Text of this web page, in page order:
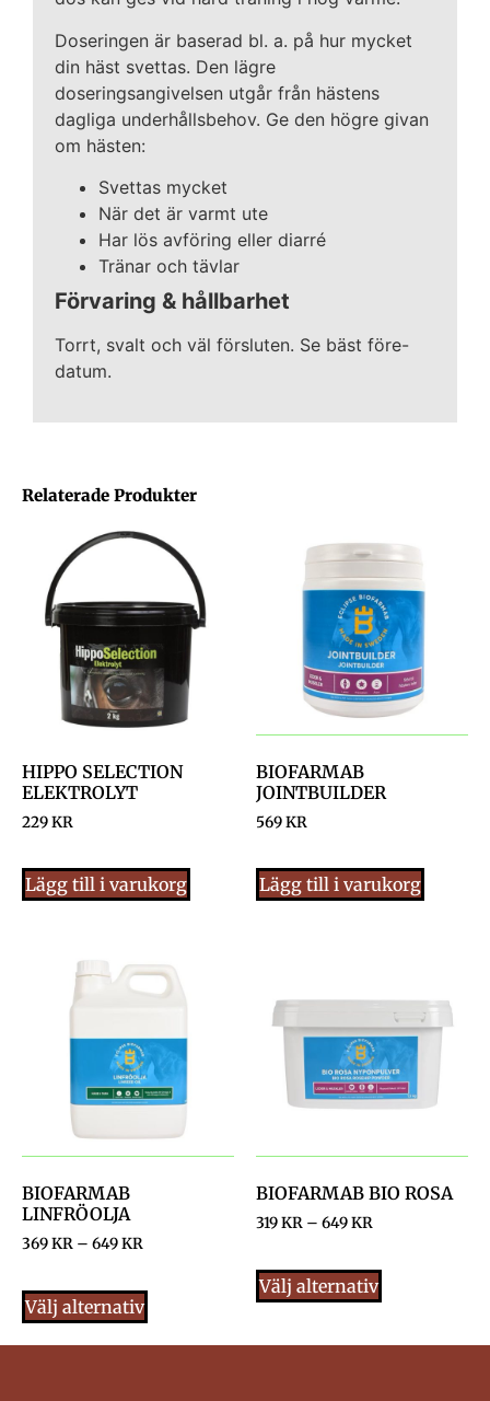
Doseringen är baserad bl. a. på hur mycket
din häst svettas. Den lägre
doseringsangivelsen utgår från hästens
dagliga underhållsbehov. Ge den högre givan
om hästen:
Svettas mycket
När det är varmt ute
Har lös avföring eller diarré
Tränar och tävlar
Förvaring & hållbarhet
Torrt, svalt och väl försluten. Se bäst före-
datum.
Relaterade Produkter
HIPPO SELECTION
ELEKTROLYT
229KR
Lägg till i varukorg
BIOFARMAB
JOINTBUILDER
569KR
Lägg till i varukorg
BIOFARMAB
LINFRÖOLJA
369KR – 649KR
Välj alternativ
BIOFARMAB BIO ROSA
319KR – 649KR
Välj alternativ